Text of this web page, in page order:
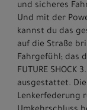
und sicheres
Und mit der
kannst du das
auf die Straße
Fahrgefühl; das
FUTURE
ausgestattet.
Lenkerfederung